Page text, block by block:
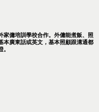
家傭培訓學校合作。外傭能煮飯、照
本廣東話或英文，基本照顧跟溝通都